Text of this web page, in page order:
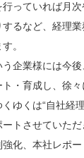
っていれば月
るなど、経理
。
企業様には今
・育成し、徐
ゆくは“自社経
トさせていただ
化、本社レポ